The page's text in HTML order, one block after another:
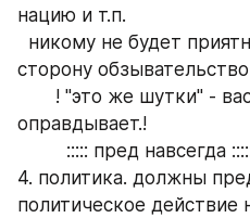
нацию и т.п.
никому не будет
сторону
! "это же шутки" - вас
оправдывает.!
::::: пред навсегда
4. политика. должны
политическое действие